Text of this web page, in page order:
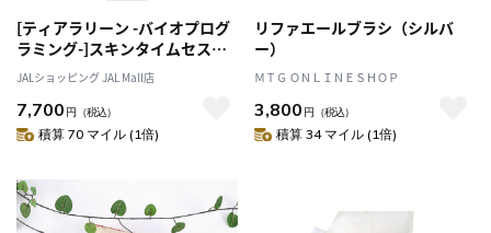
[ティアラリーン -バイオプログ
ラミング-]スキンタイムセス
907D Plus スヴェリアーナ [メ
イク落とし]
JALショッピング JAL Mall店
7,700 円 （税込）
積算 70 マイル (1倍)
リファエールブラシ（シルバ
ー）
ＭＴＧ ＯＮＬＩＮＥＳＨＯＰ
3,800 円 （税込）
積算 34 マイル (1倍)